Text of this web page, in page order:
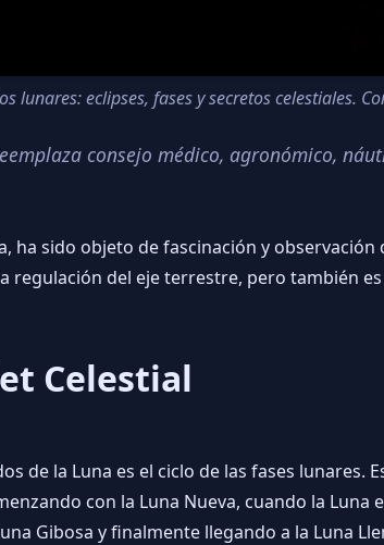
lunares: eclipses, fases y secretos celestiales.
consejo médico, agronómico,
ha sido objeto de fascinación y
regulación del eje terrestre, pero también
Celestial
de la Luna es el ciclo de las fases lunares.
con la Luna Nueva, cuando la
Gibosa y finalmente llegando a la Luna